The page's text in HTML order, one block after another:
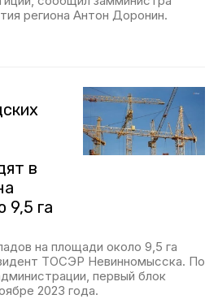
региона Антон Доронин.
в
9,5 га
на площади около 9,5 га
ТОСЭР Невинномысска. По
первый блок
2023 года.